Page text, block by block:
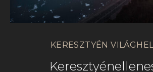
KERESZTYÉN